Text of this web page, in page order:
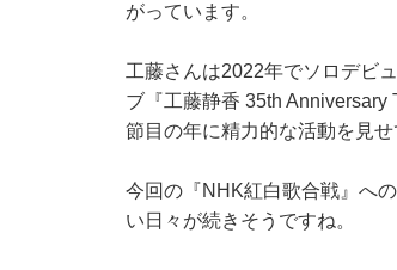
がっています。
工藤さんは2022年でソロデビ
ブ『工藤静香 35th
節目の年に精力的な活動を見せ
今回の『NHK紅白歌合戦』へ
い日々が続きそうですね。